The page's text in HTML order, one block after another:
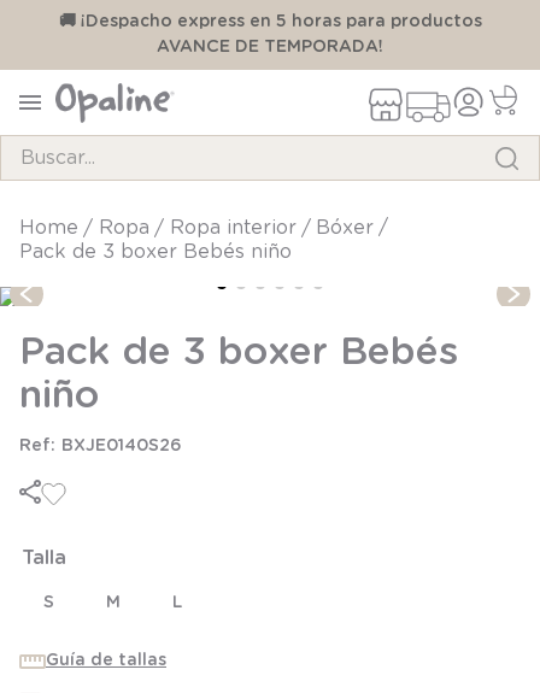
🚚 ¡Despacho express en 5 horas para productos
AVANCE DE TEMPORADA!
ropa ropa interior
bóxer
Pack de 3 boxer Bebés niño
Pack de 3 boxer Bebés
niño
BXJE0140S26
Talla
S M L
Guía de tallas
TÉRMINOS MÁS BUSCADOS
3.
zapatillas
4 .
body
5
panty
8.
9.
saco